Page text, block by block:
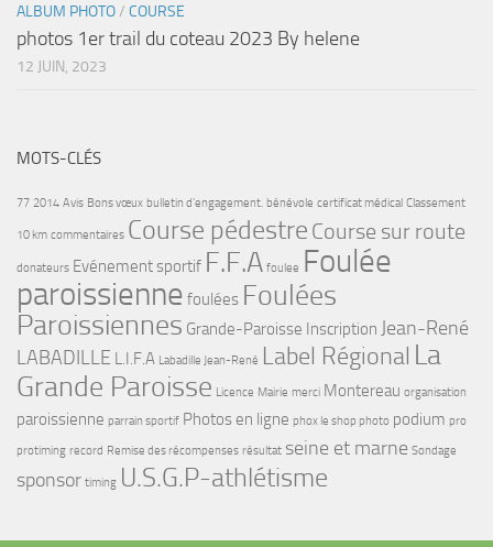
ALBUM PHOTO/ COURSE
photos 1er trail du coteau 2023 By helene
12 JUIN, 2023
MOTS-CLÉS
77 2014 Avis Bons vœux bulletin d'engagement. bénévole certificat médical Classement
10 km commentaires Course pédestre Course sur route
donateurs Evénement sportif F.F.A foulee Foulée
paroissienne foulées Foulées
Paroissiennes Grande-Paroisse Inscription Jean-René
LABADILLE L.I.F.A Labadille Jean-René Label Régional La
Grande Paroisse Licence Mairie merci Montereau organisation
paroissienne parrain sportif Photos en ligne phox le shop photo podium pro
protiming record Remise des récompenses résultat seine et marne Sondage
sponsor timing U.S.G.P-athlétisme